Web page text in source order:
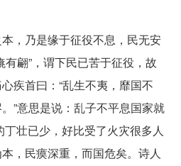
，乃是缘于征役不息，民无安
有翩”，谓下民已苦于征役，故
疾首曰：“乱生不夷，靡国不
”意思是说：乱子不平息国家就
壮已少，好比受了火灾很多人
，民瘼深重，而国危矣。诗人